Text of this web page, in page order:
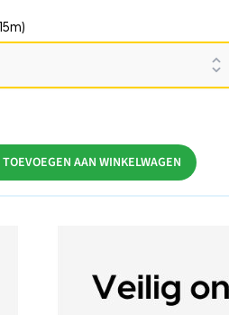
TOEVOEGEN AAN WINKELWAGEN